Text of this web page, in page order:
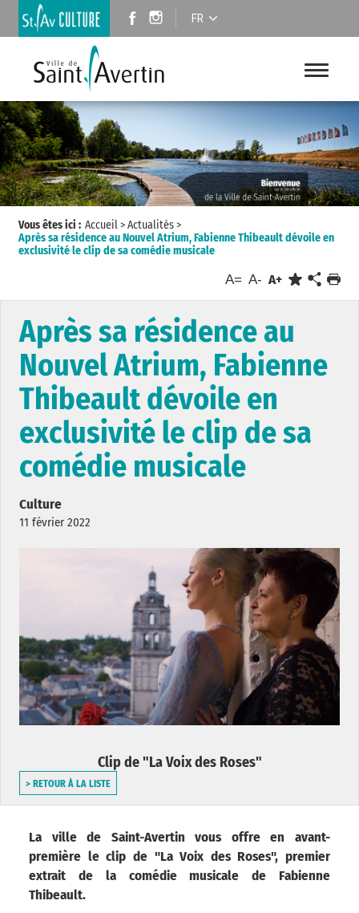
FR
Vous êtes ici : Accueil>Actualités>
Après sa résidence au Nouvel Atrium, Fabienne Thibeault dévoile en
exclusivité le clip de sa comédie musicale
A= A- A+
Après sa résidence au
Nouvel Atrium, Fabienne
Thibeault dévoile en
exclusivité le clip de sa
comédie musicale
Culture
11 février 2022
Clip de "La Voix des Roses"
> RETOUR À LA LISTE
La ville de Saint-Avertin vous offre en avant-
première le clip de "La Voix des Roses", premier
extrait de la comédie musicale de Fabienne
Thibeault.